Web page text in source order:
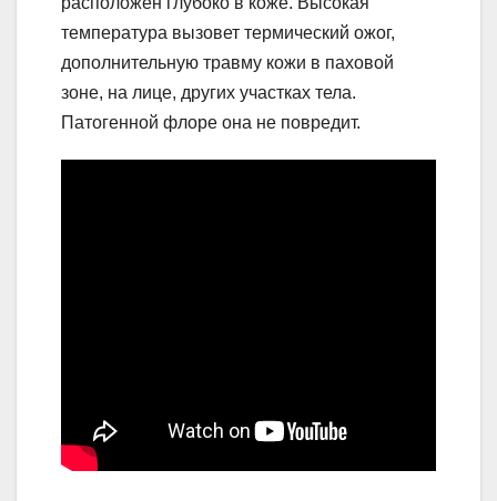
температура вызовет термический ожог,
дополнительную травму кожи в паховой
зоне, на лице, других участках тела.
Патогенной флоре она не повредит.